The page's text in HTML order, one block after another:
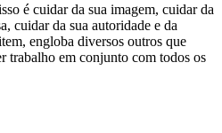
é cuidar da sua imagem, cuidar da
cuidar da sua autoridade e da
engloba diversos outros que
trabalho em conjunto com todos os